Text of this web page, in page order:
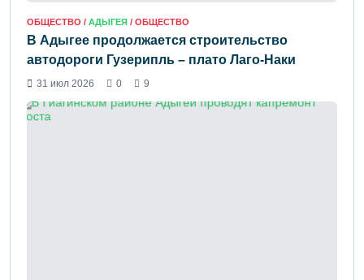
ОБЩЕСТВО / АДЫГЕЯ / ОБЩЕСТВО
В Адыгее продолжается строительство
автодороги Гузерипль – плато Лаго-Наки
31 июл 2026 0 9